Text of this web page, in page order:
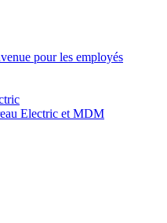
pour les employés
Electric et MDM